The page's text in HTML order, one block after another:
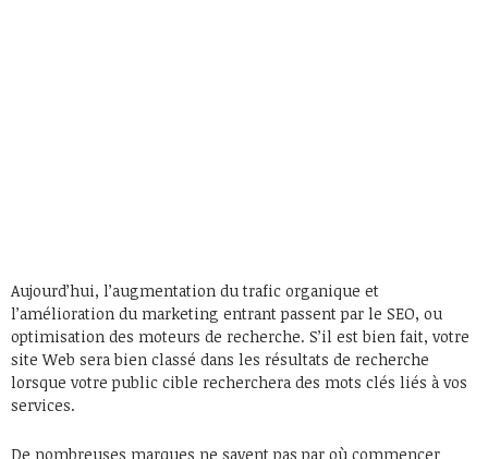
Aujourd’hui, l’augmentation du trafic organique et
l’amélioration du marketing entrant passent par le SEO, ou
optimisation des moteurs de recherche. S’il est bien fait, votre
site Web sera bien classé dans les résultats de recherche
lorsque votre public cible recherchera des mots clés liés à vos
services.
De nombreuses marques ne savent pas par où commencer